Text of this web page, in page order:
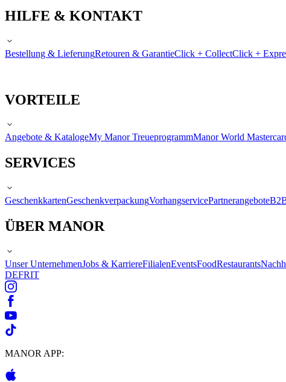
HILFE & KONTAKT
Bestellung & LieferungRetouren & GarantieClick + CollectClick +
VORTEILE
Angebote & KatalogeMy Manor TreueprogrammManor World
SERVICES
GeschenkkartenGeschenkverpackungVorhangservicePartnerangebote
ÜBER MANOR
Unser UnternehmenJobs & KarriereFilialenEventsFoodRestaurants
DEFRIT
MANOR APP: